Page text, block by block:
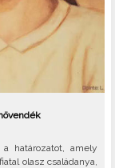
határozatot, amely
olasz családanya,